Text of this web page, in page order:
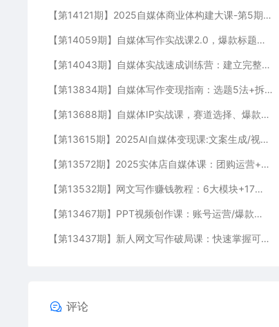
【第14121期】2025自媒体商业体构建大课-第5期，流量思维+内容体系+变现闭环，打造个人可持续生意
【第14059期】自媒体写作实战课2.0，爆款标题、内容结构、IP打造，半年复制30万粉月入10万+
【第14043期】自媒体实战速成训练营：建立完整的运营思维，突破内容创作与流量转化瓶颈
【第13834期】自媒体写作变现指南：选题5法+拆文6步+数据优化，单篇收益2243元秘籍
【第13688期】自媒体IP实战课，赛道选择、爆款选题、文案写作，半年10万粉+六位数变现
【第13615期】2025AI自媒体变现课:文案生成/视频制作/数字人/涨粉/选品/橱窗+商单月入3w
【第13572期】2025实体店自媒体课：团购运营+流量变现全流程，实现月均订单过万
【第13532期】网文写作赚钱教程：6大模块+17本火书+98个真实例子 从入门到精通实战方法
【第13467期】PPT视频创作课：账号运营/爆款选题/AI写稿，0基础掌握自媒体全流程方法论
【第13437期】新人网文写作破局课：快速掌握可复制的网文创作方法论，实现写作创收
评论